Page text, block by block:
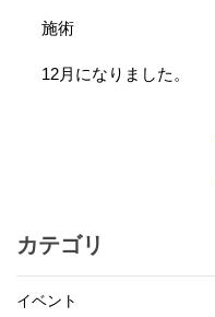
施術
12月になりました。
カテゴリ
イベント